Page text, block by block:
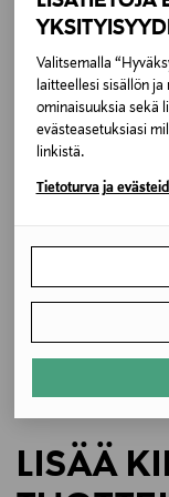
Valitsemalla
laitteellesi sisällön
ominaisuuksia sekä
evästeasetuksiasi
linkistä.
Tietoturva ja
83 % polyesteri, 17
Hoito-ohjeet
Noudata
huolellisesti.
Väri
Koko
Valmistajan
Mer-neulehame
LISÄÄ